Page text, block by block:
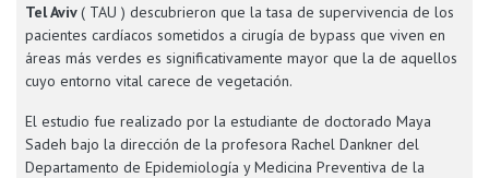
Tel Aviv( TAU ) descubrieron que la tasa de supervivencia de los
pacientes cardíacos sometidos a cirugía de bypass que viven en
áreas más verdes es significativamente mayor que la de aquellos
cuyo entorno vital carece de vegetación.
El estudio fue realizado por la estudiante de doctorado Maya
Sadeh bajo la dirección de la profesora Rachel Dankner del
Departamento de Epidemiología y Medicina Preventiva de la